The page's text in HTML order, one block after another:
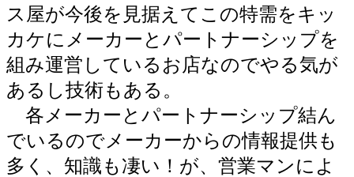
ス屋が今後を見据えてこの特需をキッ
カケにメーカーとパートナーシップを
組み運営しているお店なのでやる気が
あるし技術もある。
各メーカーとパートナーシップ結ん
でいるのでメーカーからの情報提供も
多く、知識も凄い！が、営業マンによ